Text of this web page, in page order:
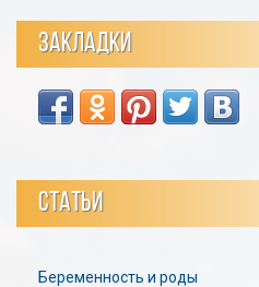
ЗАКЛАДКИ
СТАТЬИ
Беременность и роды